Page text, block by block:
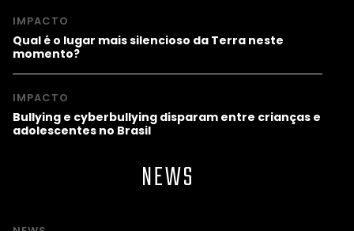
IMPACTO
Qual é o lugar mais silencioso da Terra neste
momento?
IMPACTO
Bullying e cyberbullying disparam entre crianças e
adolescentes no Brasil
NEWS